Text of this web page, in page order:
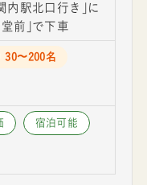
内駅北口行き｣に
前｣で下車
30〜200名
宿泊可能